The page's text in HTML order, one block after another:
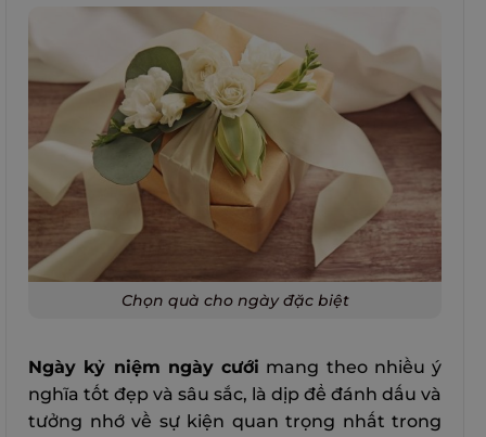
Chọn quà cho ngày đặc biệt
Ngày kỷ niệm ngày cưới mang theo nhiều ý
nghĩa tốt đẹp và sâu sắc, là dịp để đánh dấu và
tưởng nhớ về sự kiện quan trọng nhất trong